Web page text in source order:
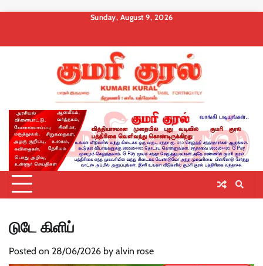
content
Sunday, August 9, 2026
Policy
Conditions
CheckoutCancel
டுடே கிளிப்
Posted on 28/06/2026 by alvin rose